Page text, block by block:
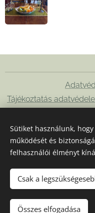
Tájékoztatás
Sütiket használunk,
működését és
felhasználói élményt
Csak a
Összes elfogadása